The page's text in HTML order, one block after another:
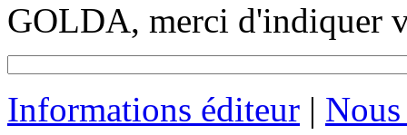
GOLDA, merci d'indiquer
Informations éditeur |